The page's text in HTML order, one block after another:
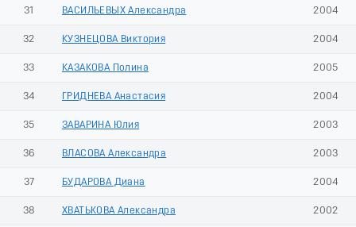
31 ВАСИЛЬЕВЫХ Александра 2004
32 КУЗНЕЦОВА Виктория 2004
33 КАЗАКОВА Полина 2005
34 ГРИДНЕВА Анастасия 2004
35 ЗАВАРИНА Юлия 2003
36 ВЛАСОВА Александра 2003
37 БУДАРОВА Диана 2004
38 ХВАТЬКОВА Александра 2002